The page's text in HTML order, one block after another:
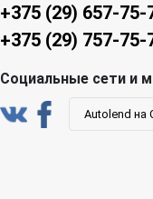
+375 (29) 657-75-
+375 (29) 757-75-
Социальные сети и
Autolend на